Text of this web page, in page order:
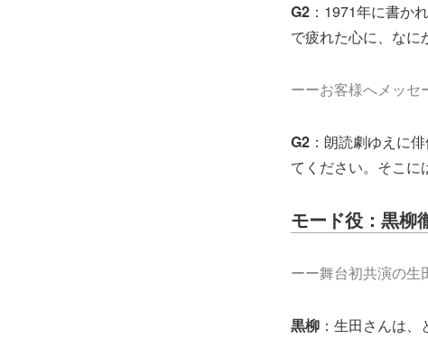
G2 ：1971年に書か
で疲れた心に、なに
ーーお客様へメッセ
G2 ：朗読劇ゆえに
てください。そこに
モード役：黒柳
ーー舞台初共演の生
黒柳 ：生田さんは